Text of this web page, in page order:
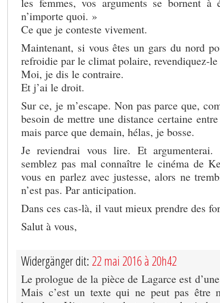
n’importe quoi. »
Ce que je conteste vivement.
Maintenant, si vous êtes un gars du nord
refroidie par le climat polaire, revendiquez-
Moi, je dis le contraire.
Et j’ai le droit.
Sur ce, je m’escape. Non pas parce que,
besoin de mettre une distance certaine
mais parce que demain, hélas, je bosse.
Je reviendrai vous lire. Et
semblez pas mal connaître le cinéma de
vous en parlez avec justesse, alors ne
n’est pas. Par anticipation.
Dans ces cas-là, il vaut mieux prendre des
Salut à vous,
Widergänger dit: 22 mai 2016 à 20h42
Le prologue de la pièce de Lagarce est
Mais c’est un texte qui ne peut pas être